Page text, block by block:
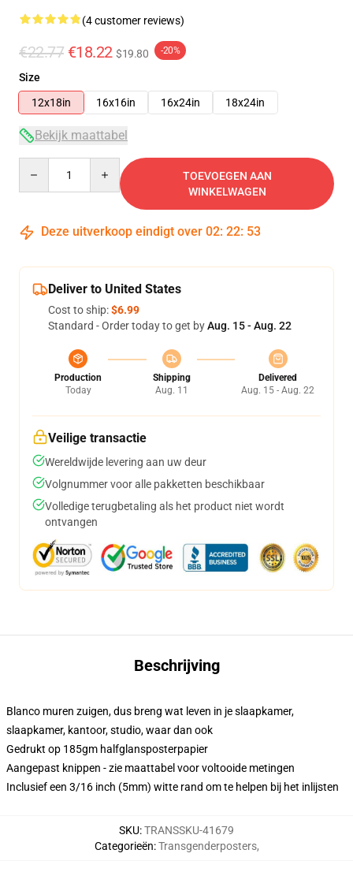
(4 customer reviews)
€22.77 €18.22 $19.80 -20%
Size
12x18in
16x16in 16x24in 18x24in
Bekijk maattabel
TOEVOEGEN AAN
WINKELWAGEN
Deze uitverkoop eindigt over 02: 22: 52
Deliver to United States
Cost to ship:$6.99
Standard - Order today to get byAug. 15 - Aug. 22
Production
Today
Shipping
Aug. 11
Delivered
Aug. 15 - Aug. 22
Veilige transactie
Wereldwijde levering aan uw deur
Volgnummer voor alle pakketten beschikbaar
Volledige terugbetaling als het product niet wordt
ontvangen
Beschrijving
Blanco muren zuigen, dus breng wat leven in je slaapkamer,
slaapkamer, kantoor, studio, waar dan ook
Gedrukt op 185gm halfglansposterpapier
Aangepast knippen - zie maattabel voor voltooide metingen
Inclusief een 3/16 inch (5mm) witte rand om te helpen bij het inlijsten
SKU:TRANSSKU-41679
Categorieën:Transgenderposters,